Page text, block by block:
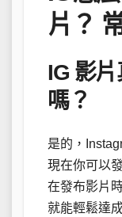
片？
IG 影
嗎？
是的，
現在你可以
在發布影片
就能輕鬆達